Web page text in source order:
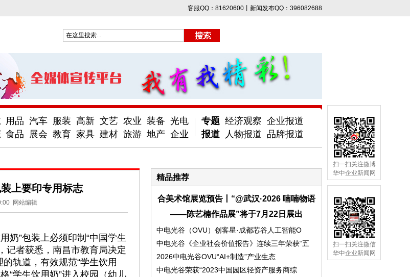
客服QQ：81620600丨新闻发布QQ：396082688
用品 汽车 服装 高新 文艺 农业 装备 光电
食品
展会 教育 家具 建材 旅游 地产 企业
专题
报道
经济观察 企业报道
人物报道 品牌报道
扫一扫关注微博
华中企业新闻网
扫一扫关注微信
华中企业新闻网
上要印专用标志
网站编辑
奶”包装上必须印制“中国学生
记者获悉，南昌市教育局决定
轨道，有效规范“学生饮用
“学生饮用奶”进入校园（幼儿
精品推荐
合美术馆展览预告丨“@武汉·2026 喃喃物语
——陈艺楠作品展”将于7月22日展出
中电光谷（OVU）创客星·成都芯谷人工智能O
中电光谷《企业社会价值报告》连续三年荣获“五
2026中电光谷OVU“AI+制造”产业生态
中电光谷荣获“2023中国园区轻资产服务商综